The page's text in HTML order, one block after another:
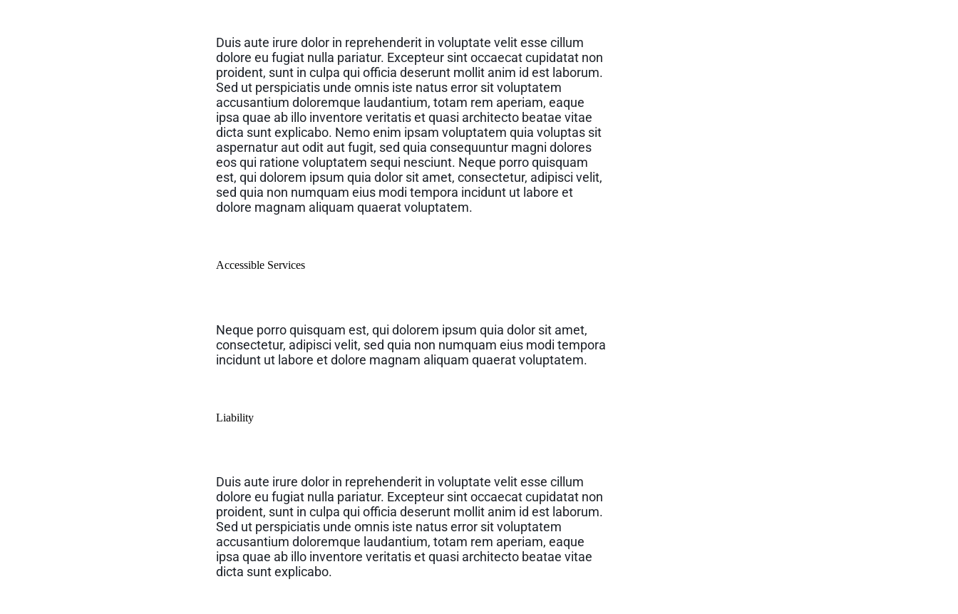
Duis aute irure dolor in reprehenderit in voluptate velit esse cillum
dolore eu fugiat nulla pariatur. Excepteur sint occaecat cupidatat non
proident, sunt in culpa qui officia deserunt mollit anim id est laborum.
Sed ut perspiciatis unde omnis iste natus error sit voluptatem
accusantium doloremque laudantium, totam rem aperiam, eaque
ipsa quae ab illo inventore veritatis et quasi architecto beatae vitae
dicta sunt explicabo. Nemo enim ipsam voluptatem quia voluptas sit
aspernatur aut odit aut fugit, sed quia consequuntur magni dolores
eos qui ratione voluptatem sequi nesciunt. Neque porro quisquam
est, qui dolorem ipsum quia dolor sit amet, consectetur, adipisci velit,
sed quia non numquam eius modi tempora incidunt ut labore et
dolore magnam aliquam quaerat voluptatem.
Accessible Services
Neque porro quisquam est, qui dolorem ipsum quia dolor sit amet,
consectetur, adipisci velit, sed quia non numquam eius modi tempora
incidunt ut labore et dolore magnam aliquam quaerat voluptatem.
Liability
Duis aute irure dolor in reprehenderit in voluptate velit esse cillum
dolore eu fugiat nulla pariatur. Excepteur sint occaecat cupidatat non
proident, sunt in culpa qui officia deserunt mollit anim id est laborum.
Sed ut perspiciatis unde omnis iste natus error sit voluptatem
accusantium doloremque laudantium, totam rem aperiam, eaque
ipsa quae ab illo inventore veritatis et quasi architecto beatae vitae
dicta sunt explicabo.